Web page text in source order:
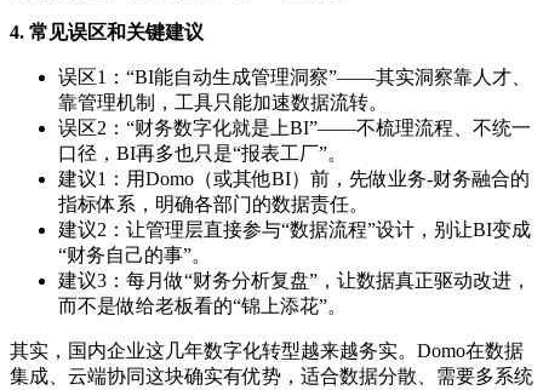
4. 常见误区和关键建议
误区1：“BI能自动生成管理洞察”——其实洞察靠人才、
靠管理机制，工具只能加速数据流转。
误区2：“财务数字化就是上BI”——不梳理流程、不统一
口径，BI再多也只是“报表工厂”。
建议1：用Domo（或其他BI）前，先做业务-财务融合的
指标体系，明确各部门的数据责任。
建议2：让管理层直接参与“数据流程”设计，别让BI变成
“财务自己的事”。
建议3：每月做“财务分析复盘”，让数据真正驱动改进，
而不是做给老板看的“锦上添花”。
其实，国内企业这几年数字化转型越来越务实。Domo在数据
集成、云端协同这块确实有优势，适合数据分散、需要多系统